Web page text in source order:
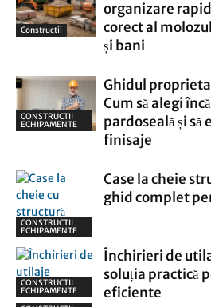
Constructii
organizare
corect al
și bani
CONSTRUCTII
ECHIPAMENTE
Ghidul
Cum să alegi
pardoseală și să
finisaje
CONSTRUCTII
ECHIPAMENTE
Case la cheie
ghid complet
CONSTRUCTII
ECHIPAMENTE
Închirieri de
soluția practică
eficiente